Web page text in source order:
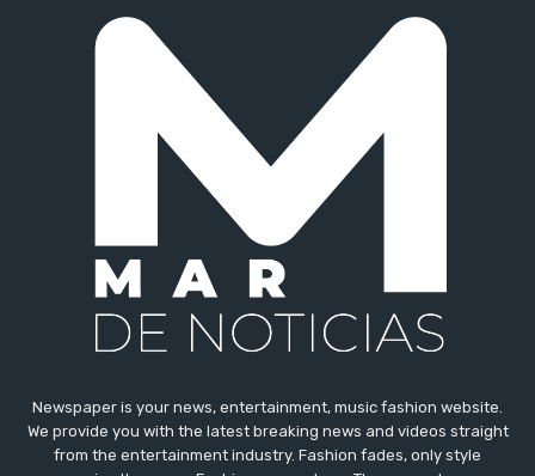
Newspaper is your news, entertainment, music fashion website.
We provide you with the latest breaking news and videos straight
from the entertainment industry. Fashion fades, only style